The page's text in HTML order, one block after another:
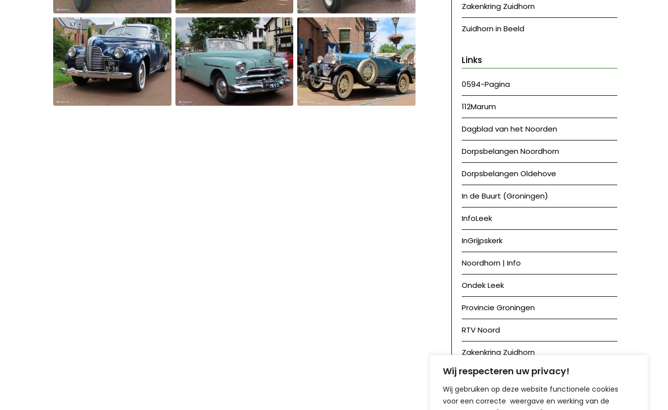
Wij respecteren uw privacy!
Wij gebruiken op deze website functionele cookies
voor een correcte weergave en werking van de
Zakenkring Zuidhorn
Zuidhorn in Beeld
Links
0594-Pagina
112Marum
Dagblad van het Noorden
Dorpsbelangen Noordhorn
Dorpsbelangen Oldehove
In de Buurt (Groningen)
InfoLeek
InGrijpskerk
Noordhorn | Info
Ondek Leek
Provincie Groningen
RTV Noord
Zakenkring Zuidhorn
Zuidhorn in Beeld
Achief